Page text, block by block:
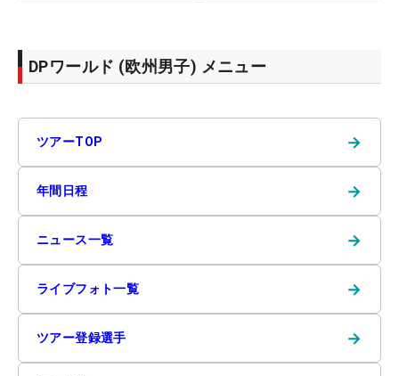
DPワールド (欧州男子) メニュー
ツアーTOP →
年間日程 →
ニュース一覧 →
ライブフォト一覧 →
ツアー登録選手 →